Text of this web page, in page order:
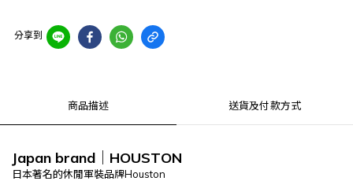
分享到
商品描述 送貨及付款方式
Japan brand ｜HOUSTON
日本著名的休閒軍裝品牌Houston